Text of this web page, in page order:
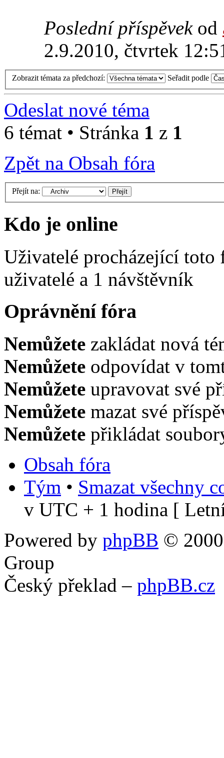
Poslední příspěvek od
2.9.2010, čtvrtek
Zobrazit témata za předchozí: Seřadit podle
Odeslat nové téma
6 témat • Stránka 1 z 1
Zpět na Obsah fóra
Přejít na:
Kdo je online
Uživatelé procházející
uživatelé a 1 návštěvník
Oprávnění fóra
Nemůžete zakládat nová
Nemůžete odpovídat v
Nemůžete upravovat své
Nemůžete mazat své
Nemůžete přikládat
Obsah fóra
Tým • Smazat všechny
v UTC + 1 hodina [
Powered by phpBB ©
Group
Český překlad – phpBB.cz